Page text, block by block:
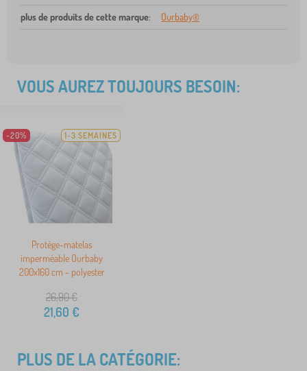
plus de produits de cette marque: Ourbaby®
VOUS AUREZ TOUJOURS BESOIN:
-20% 1-3 SEMAINES
Protège-matelas
imperméable Ourbaby
200x160 cm - polyester
26,90€
21,60 €
PLUS DE LA CATÉGORIE: